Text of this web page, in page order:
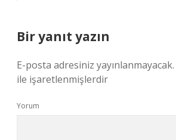
Bir yanıt yazın
E-posta adresiniz yayınlanmayacak.
ile işaretlenmişlerdir
Yorum